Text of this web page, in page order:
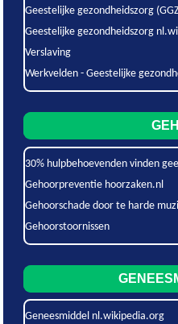
Geestelijke gezondheidszorg
Geestelijke gezondheidszorg
Verslaving
Werkvelden - Geestelijke
30% hulpbehoevenden vinden
Gehoorpreventie hoorzaken.nl
Gehoorschade door te harde
Gehoorstoornissen
Geneesmiddel nl.wikipedia.org